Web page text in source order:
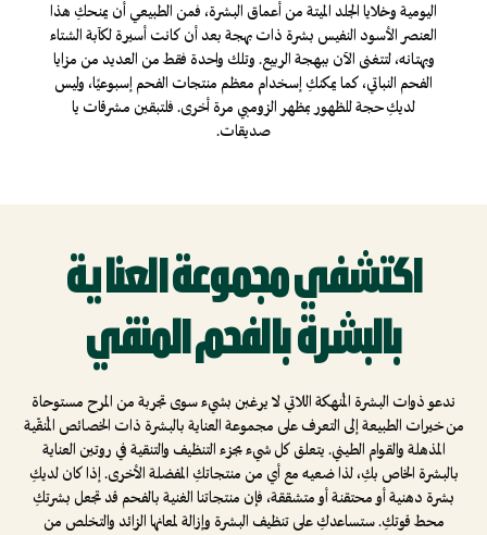
اليومية وخلايا الجلد الميتة من أعماق البشرة، فمن الطبيعي أن يمنحكِ هذا
العنصر الأسود النفيس بشرة ذات بهجة بعد أن كانت أسيرة لكآبة الشتاء
وبهتانه، لتتغنى الآن ببهجة الربيع. وتلك واحدة فقط من العديد من مزايا
الفحم النباتي، كما يمكنكِ إسخدام معظم منتجات الفحم إسبوعيًا، وليس
لديكِ حجة للظهور بمظهر الزومبي مرة أخرى. فلتبقين مشرقات يا
صديقات.
اكتشفي مجموعة العناية
بالبشرة بالفحم المنقي
ندعو ذوات البشرة المُنهكة اللاتي لا يرغبن بشيء سوى تجربة من المرح مستوحاة
من خيرات الطبيعة إلى التعرف على مجموعة العناية بالبشرة ذات الخصائص المُنقّية
المذهلة والقوام الطيني. يتعلق كل شيء بجزء التنظيف والتنقية في روتين العناية
بالبشرة الخاص بكِ، لذا ضعيه مع أي من منتجاتكِ المفضلة الأخرى. إذا كان لديكِ
بشرة دهنية أو محتقنة أو متشققة، فإن منتجاتنا الغنية بالفحم قد تجعل بشرتكِ
محط قوتكِ. ستساعدكِ على تنظيف البشرة وإزالة لمعانها الزائد والتخلص من